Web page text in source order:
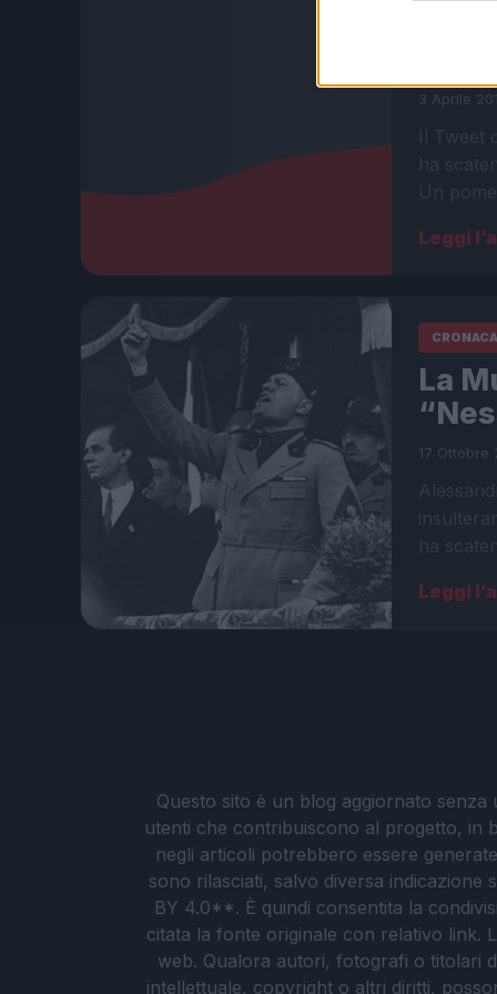
Jim
3 Aprile
Il Tweet
ha
Un
Leggi
CRONACA
La
17 Ottobre
ha
Leggi
Questo sito è un blog aggiornato
utenti che contribuiscono al progetto, in
negli articoli potrebbero essere
sono rilasciati, salvo diversa
BY 4.0**. È quindi consentita la
citata la fonte originale con relativo link.
web. Qualora autori, fotografi o titolari
intellettuale, copyright o altri diritti,